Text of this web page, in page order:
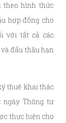
theo hình thức
hợp đồng cho
với tất cả các
đấu thầu hạn
thuê khai thác
ngày Thông tư
thực hiện cho